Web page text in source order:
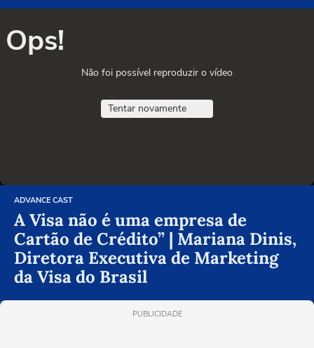
Ops!
Não foi possível reproduzir o vídeo
Tentar novamente
ADVANCE CAST
A Visa não é uma empresa de
Cartão de Crédito” | Mariana Dinis,
Diretora Executiva de Marketing
da Visa do Brasil
PUBLICIDADE